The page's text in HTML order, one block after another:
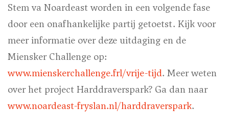
Stem va Noardeast worden in een volgende fase
door een onafhankelijke partij getoetst. Kijk voor
meer informatie over deze uitdaging en de
Miensker Challenge op:
www.mienskerchallenge.frl/vrije-tijd. Meer weten
over het project Harddraverspark? Ga dan naar
www.noardeast-fryslan.nl/harddraverspark.